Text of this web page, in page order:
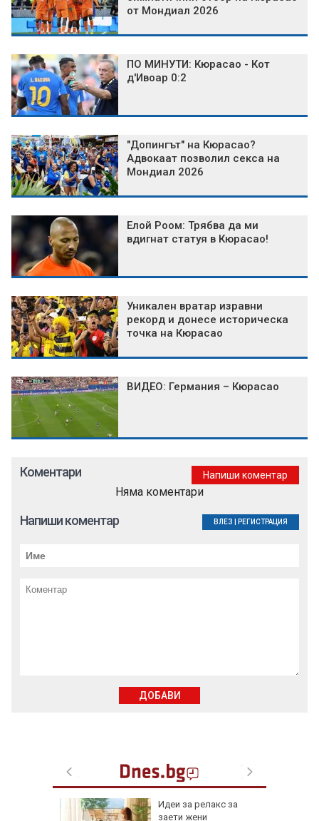
от Мондиал 2026
ПО МИНУТИ: Кюрасао - Кот
д'Ивоар 0:2
"Допингът" на Кюрасао?
Адвокаат позволил секса на
Мондиал 2026
Елой Роом: Трябва да ми
вдигнат статуя в Кюрасао!
Уникален вратар изравни
рекорд и донесе историческа
точка на Кюрасао
ВИДЕО: Германия – Кюрасао
Идеи за релакс за
заети жени
Коментари Напиши коментар
Няма коментари
Напиши коментар ВЛЕЗ РЕГИСТРАЦИЯ
ДОБАВИ